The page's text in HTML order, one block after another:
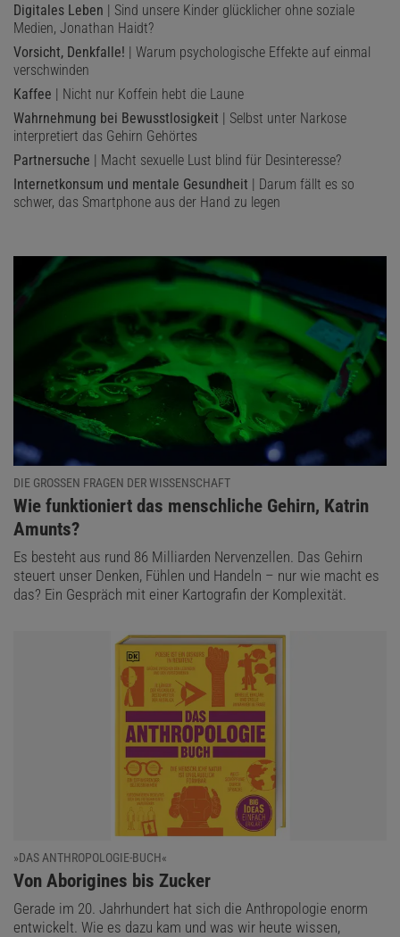
Digitales Leben | Sind unsere Kinder glücklicher ohne soziale
Medien, Jonathan Haidt?
Vorsicht, Denkfalle! | Warum psychologische Effekte auf einmal
verschwinden
Kaffee | Nicht nur Koffein hebt die Laune
Wahrnehmung bei Bewusstlosigkeit | Selbst unter Narkose
interpretiert das Gehirn Gehörtes
Partnersuche | Macht sexuelle Lust blind für Desinteresse?
Internetkonsum und mentale Gesundheit | Darum fällt es so
schwer, das Smartphone aus der Hand zu legen
DIE GROSSEN FRAGEN DER WISSENSCHAFT
:
Wie funktioniert das menschliche Gehirn, Katrin
Amunts?
Es besteht aus rund 86 Milliarden Nervenzellen. Das Gehirn
steuert unser Denken, Fühlen und Handeln – nur wie macht es
das? Ein Gespräch mit einer Kartografin der Komplexität.
»DAS ANTHROPOLOGIE-BUCH«
:
Von Aborigines bis Zucker
Gerade im 20. Jahrhundert hat sich die Anthropologie enorm
entwickelt. Wie es dazu kam und was wir heute wissen,